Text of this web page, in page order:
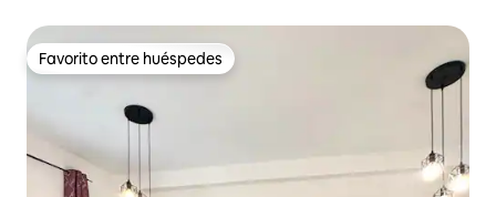
Favorito entre huéspedes
Favorito entre huéspedes